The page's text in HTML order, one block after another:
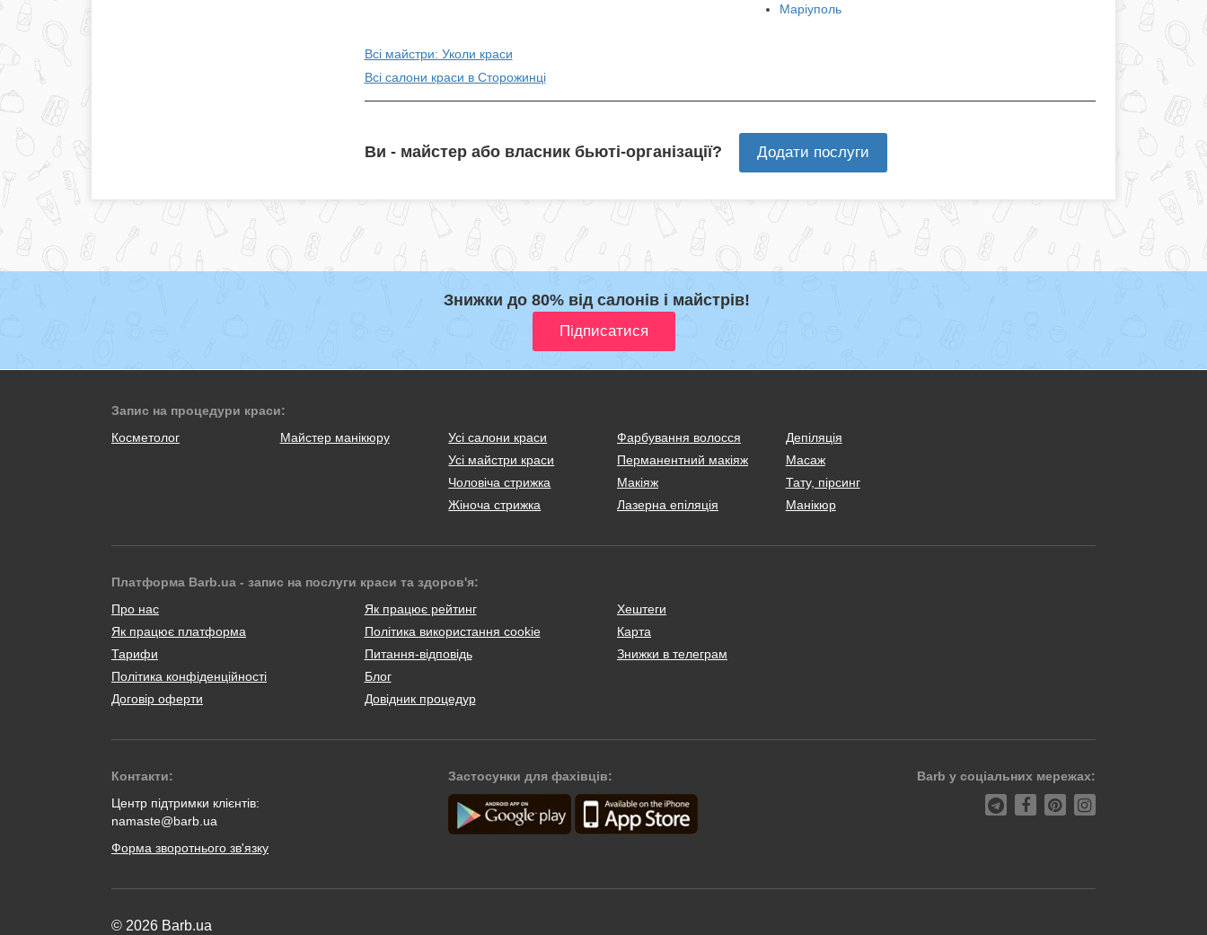
Маріуполь
Всі майстри: Уколи краси
Всі салони краси в Сторожинці
Ви - майстер або власник бьюті-організації? Додати послуги
Знижки до 80% від салонів і майстрів!
Запис на процедури краси:
Косметолог
Майстер манікюру
Усі салони краси
Усі майстри краси
Чоловіча стрижка
Жіноча стрижка
Фарбування волосся
Перманентний макіяж
Макіяж
Лазерна епіляція
Депіляція
Масаж
Тату, пірсинг
Манікюр
Платформа Barb.ua - запис на послуги краси та здоров'я:
Про нас
Як працює платформа
Тарифи
Політика конфіденційності
Договір оферти
Як працює рейтинг
Політика використання cookie
Питання-відповідь
Блог
Довідник процедур
Хештеги
Карта
Знижки в телеграм
Контакти:
Центр підтримки клієнтів:
namaste@barb.ua
Форма зворотнього зв'язку
Застосунки для фахівців: Barb у соціальних мережах:
© 2026 Barb.ua